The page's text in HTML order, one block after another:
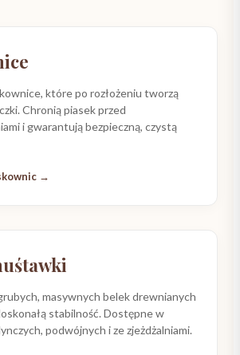
które po rozłożeniu tworzą
Chronią piasek przed
i gwarantują bezpieczną, czystą
→
masywnych belek drewnianych
stabilność. Dostępne w
podwójnych i ze zjeżdżalniami.